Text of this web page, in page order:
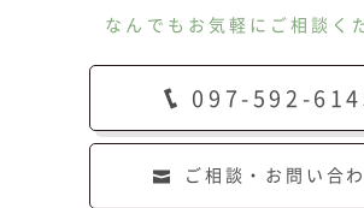
なんでもお気軽にご相談く
097-592-
ご相談・お問い合